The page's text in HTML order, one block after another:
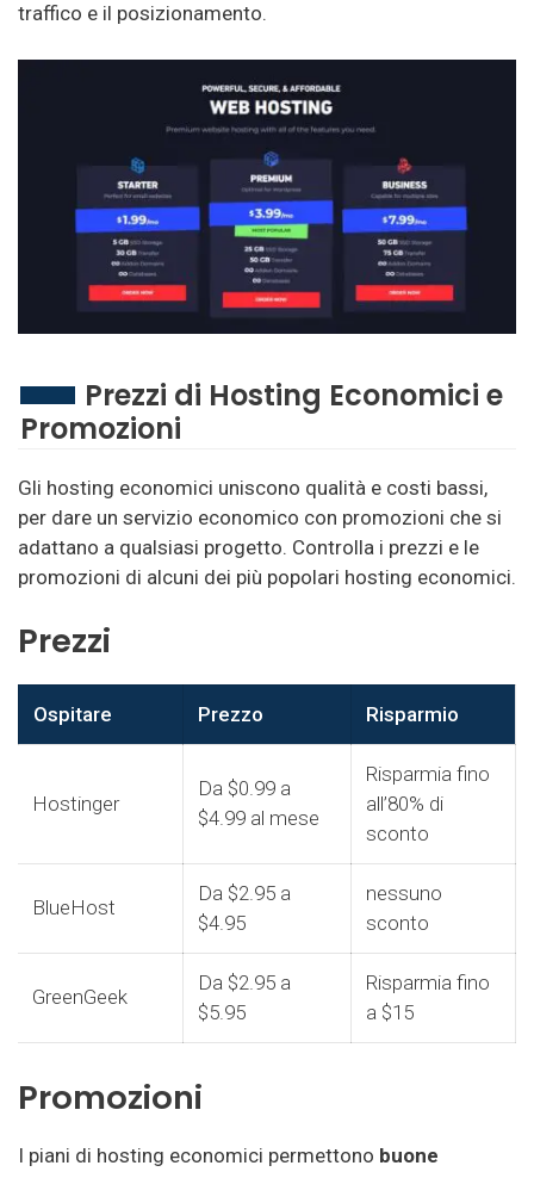
traffico e il posizionamento.
Prezzi di Hosting Economici e
Promozioni
Gli hosting economici uniscono qualità e costi bassi,
per dare un servizio economico con promozioni che si
adattano a qualsiasi progetto. Controlla i prezzi e le
promozioni di alcuni dei più popolari hosting economici.
Prezzi
Ospitare Prezzo Risparmio
Hostinger
Da $0.99 a
$4.99 al mese
Risparmia fino
all’80% di
sconto
BlueHost
Da $2.95 a
$4.95
nessuno
sconto
GreenGeek
Da $2.95 a
$5.95
Risparmia fino
a $15
Promozioni
I piani di hosting economici permettono buone